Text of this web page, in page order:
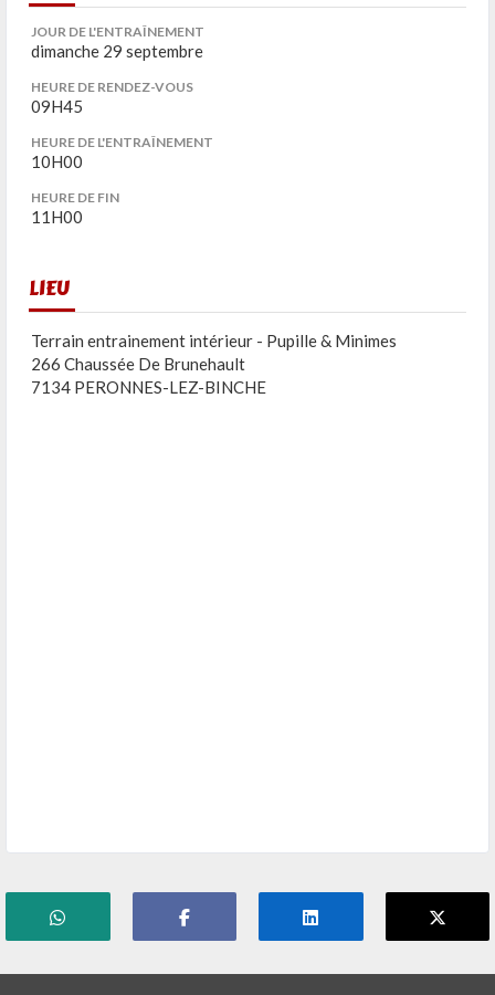
JOUR DE L'ENTRAÎNEMENT
dimanche 29 septembre
HEURE DE RENDEZ-VOUS
09H45
HEURE DE L'ENTRAÎNEMENT
10H00
HEURE DE FIN
11H00
LIEU
Terrain entrainement intérieur - Pupille & Minimes
266 Chaussée De Brunehault
7134 PERONNES-LEZ-BINCHE